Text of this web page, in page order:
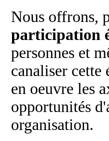
Nous offrons,
participation
personnes et
canaliser cette
en oeuvre les
opportunités
organisation.